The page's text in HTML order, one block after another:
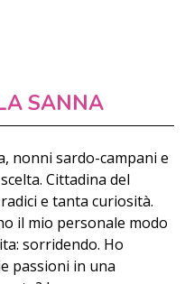
SANNA
nonni sardo-campani e
Cittadina del
e tanta curiosità.
il mio personale modo
sorridendo. Ho
passioni in una